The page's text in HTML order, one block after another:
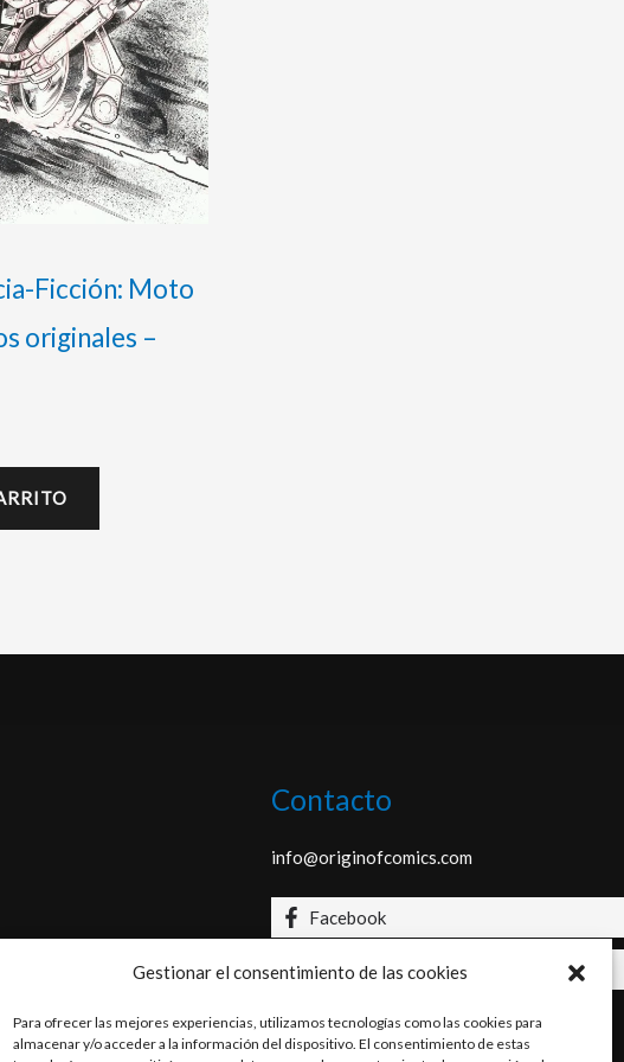
Gestionar el consentimiento de las cookies
Para ofrecer las mejores experiencias, utilizamos tecnologías como las cookies para
almacenar y/o acceder a la información del dispositivo. El consentimiento de estas
Ficción: Moto
originales –
Contacto
info@originofcomics.com
Facebook
Instagram